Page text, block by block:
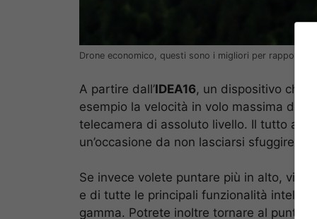
Drone economico, questi sono i migliori per rapporto
A partire dall’IDEA16, un dispositivo che
esempio la velocità in volo massima di
telecamera di assoluto livello. Il tutto al
un’occasione da non lasciarsi sfuggire.
Se invece volete puntare più in alto, vi
e di tutte le principali funzionalità
gamma. Potrete inoltre tornare al punto